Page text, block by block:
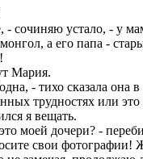
сочиняю устало, - у
а его папа -
Мария.
- тихо сказала она в
трудностях или это
я вещать.
моей дочери? -
свои фотографии!